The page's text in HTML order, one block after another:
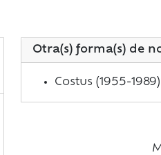
Otra(s) forma(s) de
Costus (1955-1989)